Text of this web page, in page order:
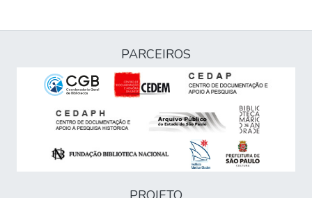
PARCEIROS